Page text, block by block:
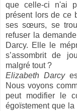
que celle-ci n'ai
présent lors de ce
ses sœurs, se
refuser la
Darcy. Elle le
s’assombrit de
malgré tout ?
Elizabeth Darcy
Nous voyons
peut modifier le
égoïstement que